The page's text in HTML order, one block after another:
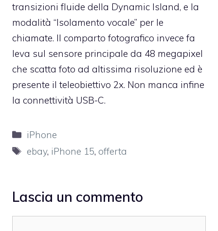
transizioni fluide della Dynamic Island, e la
modalità “Isolamento vocale” per le
chiamate. Il comparto fotografico invece fa
leva sul sensore principale da 48 megapixel
che scatta foto ad altissima risoluzione ed è
presente il teleobiettivo 2x. Non manca infine
la connettività USB-C.
Categorie
iPhone
Tag
ebay, iPhone 15, offerta
Lascia un commento